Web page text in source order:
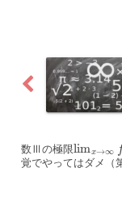
数Ⅲの極限limx→∞
覚でやってはダメ（